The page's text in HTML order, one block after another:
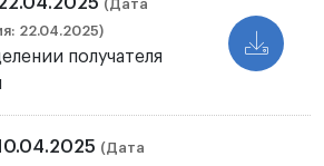
(Дата
22.04.2025)
получателя
(Дата